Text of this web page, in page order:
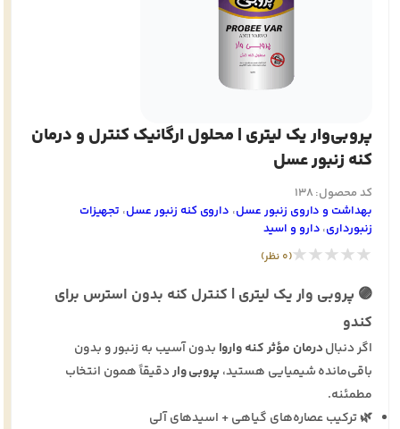
پروبی‌وار یک لیتری | محلول ارگانیک کنترل و درمان
کنه زنبور عسل
کد محصول: 138
بهداشت و داروی زنبور عسل، داروی کنه زنبور عسل، تجهيزات
زنبورداری، دارو و اسيد
★★★★★(0 نظر)
🟣 پروبی وار یک لیتری | کنترل کنه بدون استرس برای
کندو
اگر دنبالدرمان مؤثر کنه واروابدون آسیب به زنبور و بدون
باقی‌مانده شیمیایی هستید، پروبی واردقیقاً همون انتخاب
مطمئنه.
🌿 ترکیب عصاره‌های گیاهی + اسیدهای آلی